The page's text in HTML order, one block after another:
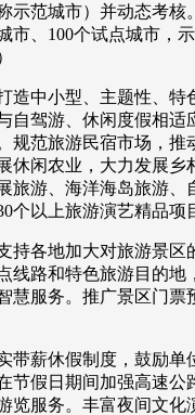
示范城市）并动态考
市、100个试点城市
中小型、主题性、特
自驾游、休闲度假相
规范旅游民宿市场，
休闲农业，大力发展
旅游、海洋海岛旅游
个以上旅游演艺精品
各地加大对旅游景区
线路和特色旅游目的
慧服务。推广景区门
薪休假制度，鼓励单
节假日期间加强高速
览服务。丰富夜间文